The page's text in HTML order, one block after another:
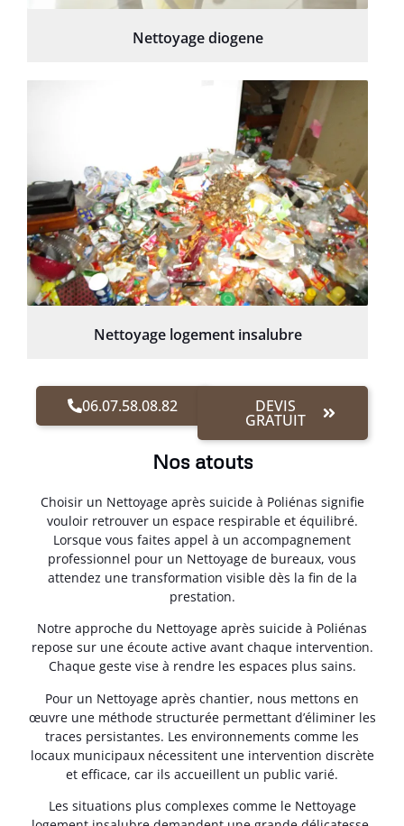
Nettoyage diogene
Nettoyage logement insalubre
06.07.58.08.82 DEVIS
GRATUIT
Nos atouts
Choisir un Nettoyage après suicide à Poliénas signifie
vouloir retrouver un espace respirable et équilibré.
Lorsque vous faites appel à un accompagnement
professionnel pour un Nettoyage de bureaux, vous
attendez une transformation visible dès la fin de la
prestation.
Notre approche du Nettoyage après suicide à Poliénas
repose sur une écoute active avant chaque intervention.
Chaque geste vise à rendre les espaces plus sains.
Pour un Nettoyage après chantier, nous mettons en
œuvre une méthode structurée permettant d’éliminer les
traces persistantes. Les environnements comme les
locaux municipaux nécessitent une intervention discrète
et efficace, car ils accueillent un public varié.
Les situations plus complexes comme le Nettoyage